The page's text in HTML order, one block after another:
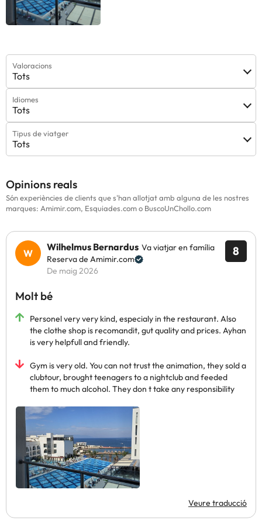
Valoracions
Tots
Idiomes
Tots
Tipus de viatger
Tots
Opinions reals
Són experiències de clients que s'han allotjat amb alguna de les nostres
marques: Amimir.com, Esquiades.com o BuscoUnChollo.com
8
Wilhelmus Bernardus Va viatjar en família
Reserva de Amimir.com
De maig 2026
Molt bé
Personel very very kind, especialy in the restaurant. Also
the clothe shop is recomandit, gut quality and prices. Ayhan
is very helpfull and friendly.
Gym is very old. You can not trust the animation, they sold a
clubtour, brought teenagers to a nightclub and feeded
them to much alcohol. They don t take any responsibility
Veure traducció